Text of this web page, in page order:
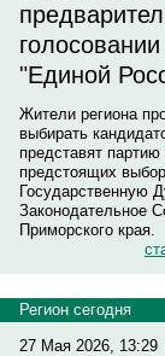
голосовании
"Единой
Жители региона
выбирать
представят партию
предстоящих
Государственную
Законодательное
Приморского края.
Регион сегодня
27 Мая 2026, 13:29